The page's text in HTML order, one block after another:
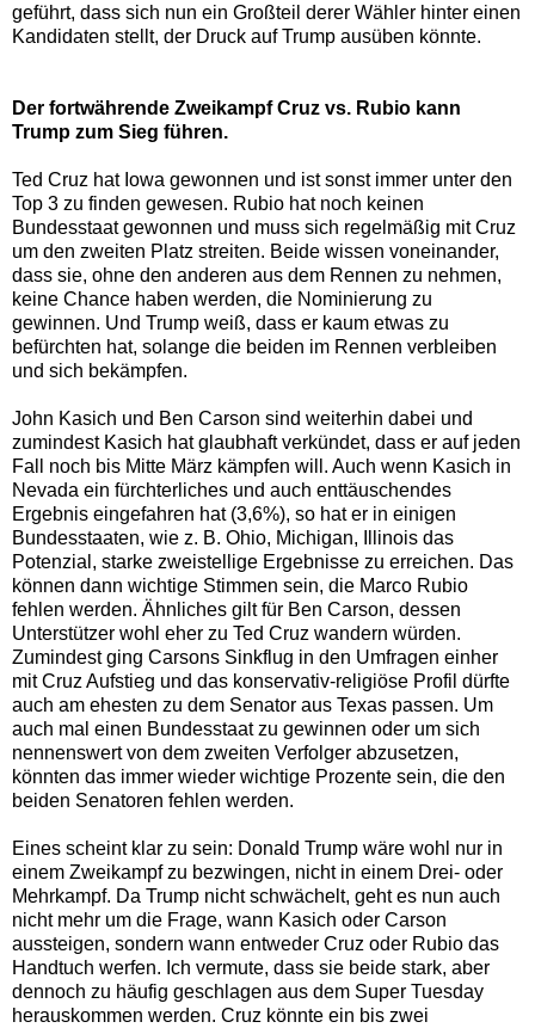
geführt, dass sich nun ein Großteil derer Wähler hinter einen
Kandidaten stellt, der Druck auf Trump ausüben könnte.
Der fortwährende Zweikampf Cruz vs. Rubio kann
Trump zum Sieg führen.
Ted Cruz hat Iowa gewonnen und ist sonst immer unter den
Top 3 zu finden gewesen. Rubio hat noch keinen
Bundesstaat gewonnen und muss sich regelmäßig mit Cruz
um den zweiten Platz streiten. Beide wissen voneinander,
dass sie, ohne den anderen aus dem Rennen zu nehmen,
keine Chance haben werden, die Nominierung zu
gewinnen. Und Trump weiß, dass er kaum etwas zu
befürchten hat, solange die beiden im Rennen verbleiben
und sich bekämpfen.
John Kasich und Ben Carson sind weiterhin dabei und
zumindest Kasich hat glaubhaft verkündet, dass er auf jeden
Fall noch bis Mitte März kämpfen will. Auch wenn Kasich in
Nevada ein fürchterliches und auch enttäuschendes
Ergebnis eingefahren hat (3,6%), so hat er in einigen
Bundesstaaten, wie z. B. Ohio, Michigan, Illinois das
Potenzial, starke zweistellige Ergebnisse zu erreichen. Das
können dann wichtige Stimmen sein, die Marco Rubio
fehlen werden. Ähnliches gilt für Ben Carson, dessen
Unterstützer wohl eher zu Ted Cruz wandern würden.
Zumindest ging Carsons Sinkflug in den Umfragen einher
mit Cruz Aufstieg und das konservativ-religiöse Profil dürfte
auch am ehesten zu dem Senator aus Texas passen. Um
auch mal einen Bundesstaat zu gewinnen oder um sich
nennenswert von dem zweiten Verfolger abzusetzen,
könnten das immer wieder wichtige Prozente sein, die den
beiden Senatoren fehlen werden.
Eines scheint klar zu sein: Donald Trump wäre wohl nur in
einem Zweikampf zu bezwingen, nicht in einem Drei- oder
Mehrkampf. Da Trump nicht schwächelt, geht es nun auch
nicht mehr um die Frage, wann Kasich oder Carson
aussteigen, sondern wann entweder Cruz oder Rubio das
Handtuch werfen. Ich vermute, dass sie beide stark, aber
dennoch zu häufig geschlagen aus dem Super Tuesday
herauskommen werden. Cruz könnte ein bis zwei